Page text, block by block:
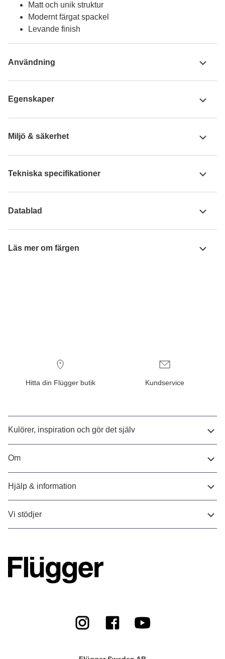
Matt och unik struktur
Modernt färgat spackel
Levande finish
Användning
Egenskaper
Miljö & säkerhet
Tekniska specifikationer
Datablad
Läs mer om färgen
Hitta din Flügger butik Kundservice
Kulörer, inspiration och gör det själv
Om
Hjälp & information
Vi stödjer